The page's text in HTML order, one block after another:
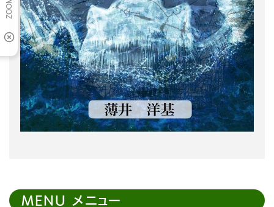
MENU メニュー